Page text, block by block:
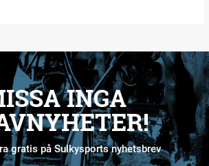
INGA
gratis på Sulkysports nyhetsbrev